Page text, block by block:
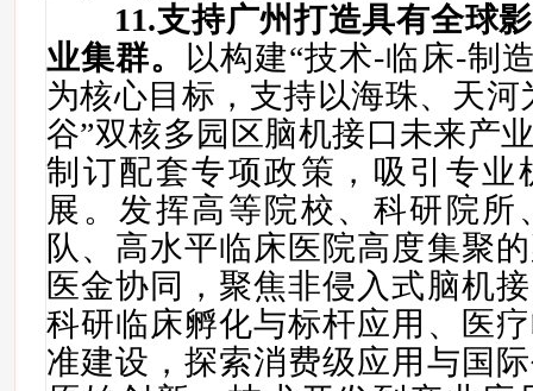
11.支持广州打造具有全球
业集群。
以构建“技术-临床-制
为核心目标，支持以海珠、天河
谷”双核多园区脑机接口未来产
制订配套专项政策，吸引专业
展。发挥高等院校、科研院所
队、高水平临床医院高度集聚
医金协同，聚焦非侵入式脑机
科研临床孵化与标杆应用、医
准建设，探索消费级应用与国